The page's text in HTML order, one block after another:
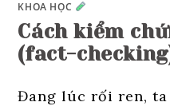
KHOA HỌC
Cách kiểm
(fact-
Đang lúc rối ren, ta